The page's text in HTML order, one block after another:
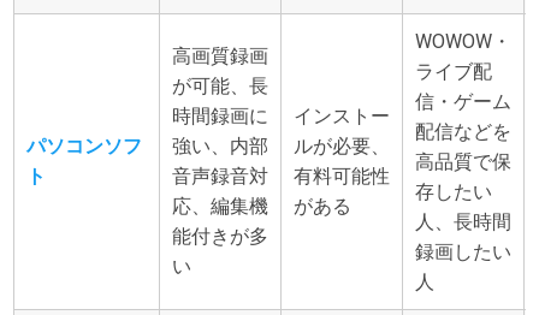
パソコンソフ
ト
高画質録画
が可能、長
時間録画に
強い、内部
音声録音対
応、編集機
能付きが多
い
インストー
ルが必要、
有料可能性
がある
WOWOW・
ライブ配
信・ゲーム
配信などを
高品質で保
存したい
人、長時間
録画したい
人